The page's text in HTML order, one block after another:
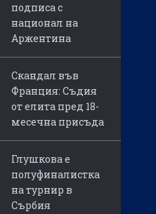
подписа с
национал на
Аржентина
Скандал във
Франция: Съдия
от елита пред 18-
месечна присъда
Глушкова е
полуфиналистка
на турнир в
Сърбия